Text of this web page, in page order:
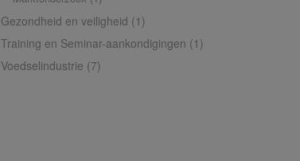
Gezondheid en veiligheid (1)
Training en Seminar-aankondigingen (1)
Voedselindustrie (7)